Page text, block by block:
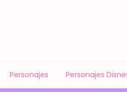
Personajes Personajes